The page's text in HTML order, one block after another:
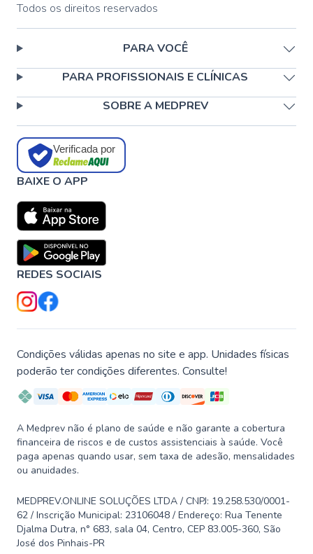
Todos os direitos reservados
PARA VOCÊ
PARA PROFISSIONAIS E CLÍNICAS
SOBRE A MEDPREV
Verificada por
BAIXE O APP
REDES SOCIAIS
Condições válidas apenas no site e app. Unidades físicas
poderão ter condições diferentes. Consulte!
A Medprev não é plano de saúde e não garante a cobertura
financeira de riscos e de custos assistenciais à saúde. Você
paga apenas quando usar, sem taxa de adesão, mensalidades
ou anuidades.
MEDPREV.ONLINE SOLUÇÕES LTDA / CNPJ: 19.258.530/0001-
62 / Inscrição Municipal: 23106048 / Endereço: Rua Tenente
Djalma Dutra, n° 683, sala 04, Centro, CEP 83.005-360, São
José dos Pinhais-PR